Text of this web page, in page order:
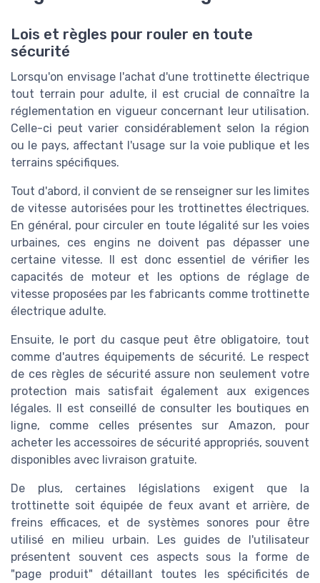
Lois et règles pour rouler en toute
sécurité
Lorsqu'on envisage l'achat d'une trottinette électrique
tout terrain pour adulte, il est crucial de connaître la
réglementation en vigueur concernant leur utilisation.
Celle-ci peut varier considérablement selon la région
ou le pays, affectant l'usage sur la voie publique et les
terrains spécifiques.
Tout d'abord, il convient de se renseigner sur les limites
de vitesse autorisées pour les trottinettes électriques.
En général, pour circuler en toute légalité sur les voies
urbaines, ces engins ne doivent pas dépasser une
certaine vitesse. Il est donc essentiel de vérifier les
capacités de moteur et les options de réglage de
vitesse proposées par les fabricants comme trottinette
électrique adulte.
Ensuite, le port du casque peut être obligatoire, tout
comme d'autres équipements de sécurité. Le respect
de ces règles de sécurité assure non seulement votre
protection mais satisfait également aux exigences
légales. Il est conseillé de consulter les boutiques en
ligne, comme celles présentes sur Amazon, pour
acheter les accessoires de sécurité appropriés, souvent
disponibles avec livraison gratuite.
De plus, certaines législations exigent que la
trottinette soit équipée de feux avant et arrière, de
freins efficaces, et de systèmes sonores pour être
utilisé en milieu urbain. Les guides de l'utilisateur
présentent souvent ces aspects sous la forme de
"page produit" détaillant toutes les spécificités de